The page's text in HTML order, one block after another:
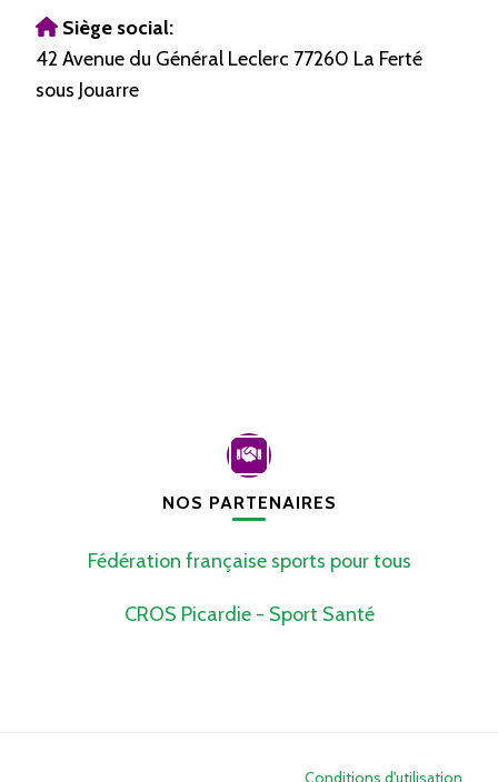
Siège social:
42 Avenue du Général Leclerc 77260 La Ferté
sous Jouarre
NOS PARTENAIRES
Fédération française sports pour tous
CROS Picardie - Sport Santé
Conditions d'utilisation